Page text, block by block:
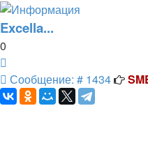
Excella...
0
Сообщение: # 1434